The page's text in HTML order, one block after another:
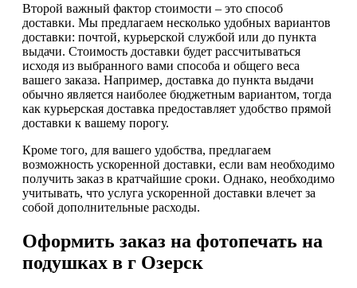
Второй важный фактор стоимости – это способ
доставки. Мы предлагаем несколько удобных вариантов
доставки: почтой, курьерской службой или до пункта
выдачи. Стоимость доставки будет рассчитываться
исходя из выбранного вами способа и общего веса
вашего заказа. Например, доставка до пункта выдачи
обычно является наиболее бюджетным вариантом, тогда
как курьерская доставка предоставляет удобство прямой
доставки к вашему порогу.
Кроме того, для вашего удобства, предлагаем
возможность ускоренной доставки, если вам необходимо
получить заказ в кратчайшие сроки. Однако, необходимо
учитывать, что услуга ускоренной доставки влечет за
собой дополнительные расходы.
Оформить заказ на фотопечать на
подушках в г Озерск